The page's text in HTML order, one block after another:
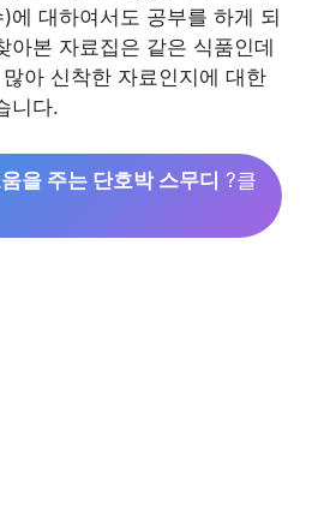
에 대하여서도 공부를 하게 되
아본 자료집은 같은 식품인데
아 신착한 자료인지에 대한
니다.
을 주는 단호박 스무디 ?클